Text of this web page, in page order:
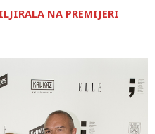
NA PREMIJERI